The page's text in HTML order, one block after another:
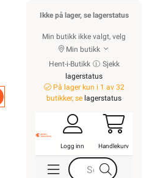
Ikke på lager, se lagerstatus
Min butikk ikke valgt, velg
Min butikk
Hent-i-Butikk
Sjekk
lagerstatus
På lager kun i 1 av 32
butikker, se lagerstatus
Logg inn Handlekurv